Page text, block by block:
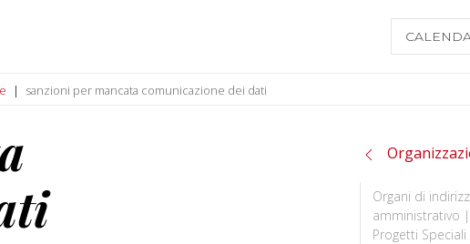
sanzioni per mancata comunicazione dei dati
Organi di
amministrativo
Progetti Speciali